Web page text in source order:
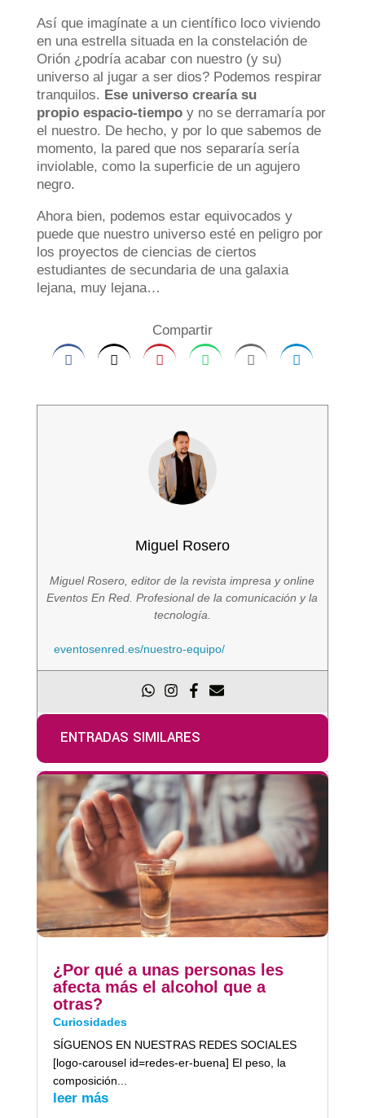
Así que imagínate a un científico loco viviendo
en una estrella situada en la constelación de
Orión ¿podría acabar con nuestro (y su)
universo al jugar a ser dios? Podemos respirar
tranquilos. Ese universo crearía su
propio espacio-tiempoy no se derramaría por
el nuestro. De hecho, y por lo que sabemos de
momento, la pared que nos separaría sería
inviolable, como la superficie de un agujero
negro.
Ahora bien, podemos estar equivocados y
puede que nuestro universo esté en peligro por
los proyectos de ciencias de ciertos
estudiantes de secundaria de una galaxia
lejana, muy lejana…
Compartir
Miguel Rosero
Miguel Rosero, editor de la revista impresa y online
Eventos En Red. Profesional de la comunicación y la
tecnología.
eventosenred.es/nuestro-equipo/
ENTRADAS SIMILARES
¿Por qué a unas personas les
afecta más el alcohol que a
otras?
Curiosidades
SÍGUENOS EN NUESTRAS REDES SOCIALES
[logo-carousel id=redes-er-buena] El peso, la
composición...
leer más